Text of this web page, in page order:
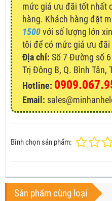
mức giá ưu đãi tốt nhất
hàng. Khách hàng đặt
1500với số lượng lớn
tôi để có mức giá ưu đãi
Địa chỉ: Số 7 Đường số 6
Trị Đông B, Q. Bình Tân,
Hotline:
Email:
Bình chọn sản phẩm:
Sản phẩm cùng loại